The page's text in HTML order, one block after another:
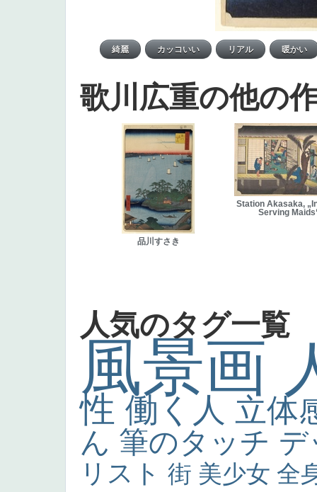
歌川広重の他の
品川すさき
Station Akasaka,
Serving
人気のタグ一覧
風景画
性 働く人 立体
ん 筆のタッチ
リスト 街 美少女 全